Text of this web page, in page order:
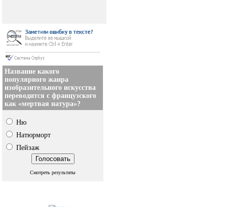
Название какого
популярного жанра
изобразительного искусства
переводится с французского
как «мертвая натура»?
Ню
Натюрморт
Пейзаж
Смотреть результаты